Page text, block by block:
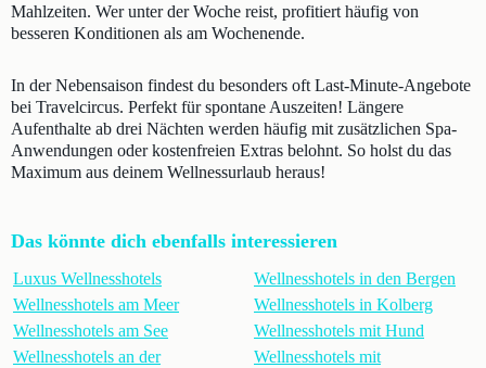
Mahlzeiten. Wer unter der Woche reist, profitiert häufig von
besseren Konditionen als am Wochenende.
In der Nebensaison findest du besonders oft Last-Minute-Angebote
bei Travelcircus. Perfekt für spontane Auszeiten! Längere
Aufenthalte ab drei Nächten werden häufig mit zusätzlichen Spa-
Anwendungen oder kostenfreien Extras belohnt. So holst du das
Maximum aus deinem Wellnessurlaub heraus!
Das könnte dich ebenfalls interessieren
Luxus Wellnesshotels
Wellnesshotels am Meer
Wellnesshotels am See
Wellnesshotels an der
Wellnesshotels in den Bergen
Wellnesshotels in Kolberg
Wellnesshotels mit Hund
Wellnesshotels mit